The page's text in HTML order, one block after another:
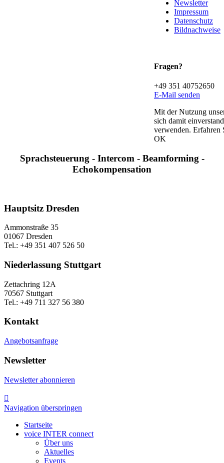
Newsletter
Impressum
Datenschutz
Bildnachweise
Fragen?
+49 351 40752650
E-Mail senden
Mit der Nutzung
sich damit
verwenden. Erfahren
OK
Sprachsteuerung - Intercom - Beamforming -
Echokompensation
Hauptsitz Dresden
Ammonstraße 35
01067 Dresden
Tel.: +49 351 407 526 50
Niederlassung Stuttgart
Zettachring 12A
70567 Stuttgart
Tel.: +49 711 327 56 380
Kontakt
Angebotsanfrage
Newsletter
Newsletter abonnieren

Navigation überspringen
Startseite
voice INTER connect
Über uns
Aktuelles
Events